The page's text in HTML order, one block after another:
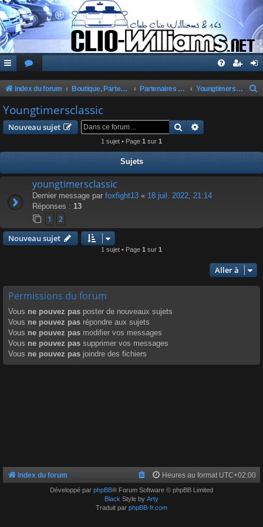
Index du forum Boutique, Partenaires, Petites Annonces, Commandes Groupées Partenaires du Club Youngtimersclassic
Youngtimersclassic
Nouveau sujet Rechercher
1 sujet • Page 1 sur 1
Sujets
youngtimersclassic
Dernier message par foxfight13 « 18 juil. 2022, 21:14
Réponses : 13
1 2
Nouveau sujet
1 sujet • Page 1 sur 1
Aller à
Permissions du forum
Vous ne pouvez pas poster de nouveaux sujets
Vous ne pouvez pas répondre aux sujets
Vous ne pouvez pas modifier vos messages
Vous ne pouvez pas supprimer vos messages
Vous ne pouvez pas joindre des fichiers
Index du forum Heures au format UTC+02:00
Développé par phpBB® Forum Software © phpBB Limited
Black Style by Arty
Traduit par phpBB-fr.com